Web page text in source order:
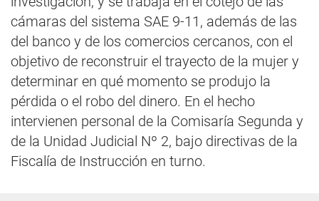
cámaras del sistema SAE 9-11, además de las
del banco y de los comercios cercanos, con el
objetivo de reconstruir el trayecto de la mujer y
determinar en qué momento se produjo la
pérdida o el robo del dinero. En el hecho
intervienen personal de la Comisaría Segunda y
de la Unidad Judicial Nº 2, bajo directivas de la
Fiscalía de Instrucción en turno.